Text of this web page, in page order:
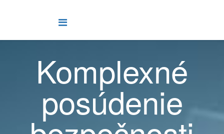
Komplexné
posúdenie